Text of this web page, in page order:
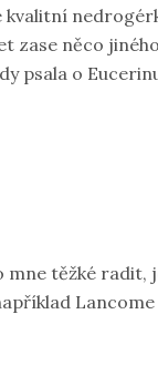
kvalitní
zase něco
psala o
těžké radit,